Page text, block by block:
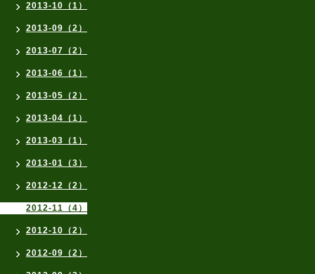
2013-10（1）
2013-09（2）
2013-07（2）
2013-06（1）
2013-05（2）
2013-04（1）
2013-03（1）
2013-01（3）
2012-12（2）
2012-11（4）
2012-10（2）
2012-09（2）